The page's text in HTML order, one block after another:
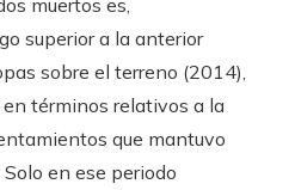
muertos es,
superior a la anterior
sobre el terreno (2014),
términos relativos a la
que mantuvo
en ese periodo